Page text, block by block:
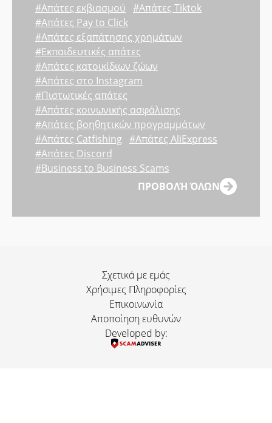
#Απάτες εκβιασμού #Απάτες Tiktok
#Απάτες Pay to Click
#Απάτες εξαπάτησης χρημάτων
#Εκπαιδευτικές απάτες
#Απάτες κατοικίδιων ζώων
#Απάτες στο Instagram
#Πιστωτικές απάτες
#Απάτες κοινωνικής ασφάλισης
#Απάτες βοηθητικών προγραμμάτων
#Απάτες Catfishing #Απάτες AliExpress
#Απάτες Discord
#Business to Business Scams
ΠΡΟΒΟΛΉ ΌΛΩΝ
Σχετικά με εμάς
Χρήσιμες Πληροφορίες
Επικοινωνία
Αποποίηση ευθυνών
Developed by: